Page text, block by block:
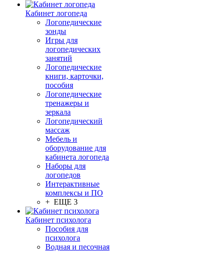
Кабинет логопеда
Логопедические
зонды
Игры для
логопедических
занятий
Логопедические
книги, карточки,
пособия
Логопедические
тренажеры и
зеркала
Логопедический
массаж
Мебель и
оборудование для
кабинета логопеда
Наборы для
логопедов
Интерактивные
комплексы и ПО
+ ЕЩЕ 3
Кабинет психолога
Пособия для
психолога
Водная и песочная